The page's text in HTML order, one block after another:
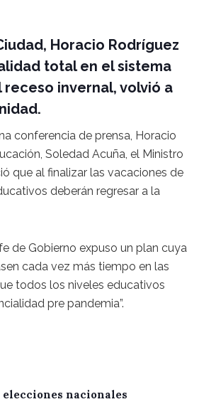
Horacio Rodríguez
total en el sistema
invernal, volvió a
conferencia de prensa, Horacio
Soledad Acuña, el Ministro
que al finalizar las vacaciones de
deberán regresar a la
de Gobierno expuso un plan cuya
cada vez más tiempo en las
todos los niveles educativos
pre pandemia”.
elecciones nacionales